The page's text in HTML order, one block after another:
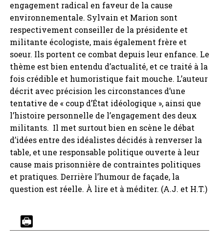
engagement radical en faveur de la cause
environnementale. Sylvain et Marion sont
respectivement conseiller de la présidente et
militante écologiste, mais également frère et
soeur. Ils portent ce combat depuis leur enfance. Le
thème est bien entendu d’actualité, et ce traité à la
fois crédible et humoristique fait mouche. L’auteur
décrit avec précision les circonstances d’une
tentative de « coup d’État idéologique », ainsi que
l’histoire personnelle de l’engagement des deux
militants. Il met surtout bien en scène le débat
d’idées entre des idéalistes décidés à renverser la
table, et une responsable politique ouverte à leur
cause mais prisonnière de contraintes politiques
et pratiques. Derrière l’humour de façade, la
question est réelle. À lire et à méditer. (A.J. et H.T.)